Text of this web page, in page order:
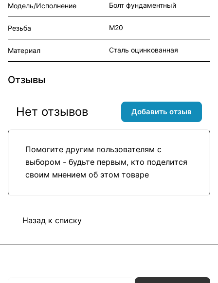
Модель/Исполнение Болт фундаментный
Резьба М20
Материал Сталь оцинкованная
Отзывы
Помогите другим пользователям с
выбором - будьте первым, кто поделится
своим мнением об этом товаре
Нет отзывов Добавить отзыв
Назад к списку